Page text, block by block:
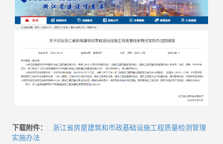
下载附件：
浙江省房屋建筑和市政基础设施工程质量检测管理
实施办法